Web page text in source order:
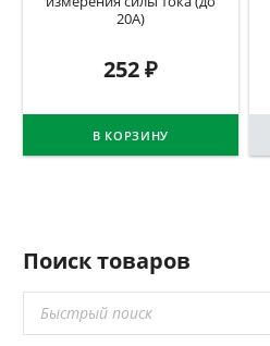
20А)
252₽
В КОРЗИНУ
Поиск товаров
товаров